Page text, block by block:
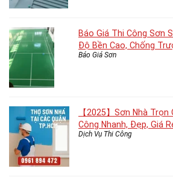
Báo Giá Thi Công Sơn
Độ Bền Cao, Chống
Báo Giá Sơn
【2025】Sơn Nhà
Công Nhanh, Đẹp, Giá
Dịch Vụ Thi Công